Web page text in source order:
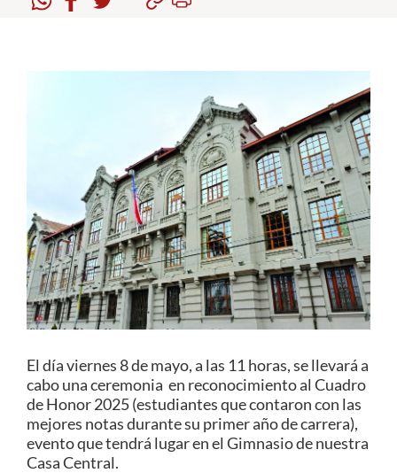
El día viernes 8 de mayo, a las 11 horas, se llevará a
cabo una ceremonia en reconocimiento al Cuadro
de Honor 2025 (estudiantes que contaron con las
mejores notas durante su primer año de carrera),
evento que tendrá lugar en el Gimnasio de nuestra
Casa Central.